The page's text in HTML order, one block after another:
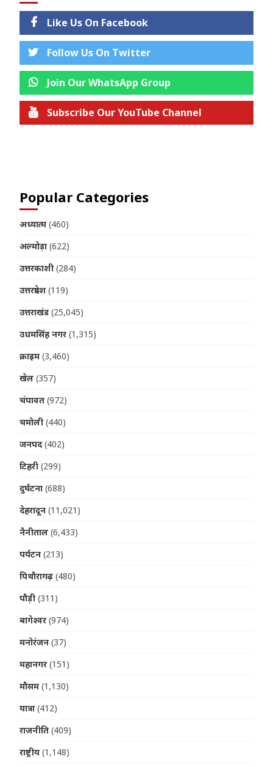
Like Us On Facebook
Follow Us On Twitter
Join Our WhatsApp Group
Subscribe Our YouTube Channel
Popular Categories
अध्यात्म (460)
अल्मोड़ा (622)
उत्तरकाशी (284)
उत्तरप्रदेश (119)
उत्तराखंड (25,045)
उधमसिंह नगर (1,315)
क्राइम (3,460)
खेल (357)
चंपावत (972)
चमोली (440)
जनपद (402)
टिहरी (299)
दुर्घटना (688)
देहरादून (11,021)
नैनीताल (6,433)
पर्यटन (213)
पिथौरागढ़ (480)
पौड़ी (311)
बागेश्वर (974)
मनोरंजन (37)
महानगर (151)
मौसम (1,130)
यात्रा (412)
राजनीति (409)
राष्ट्रीय (1,148)